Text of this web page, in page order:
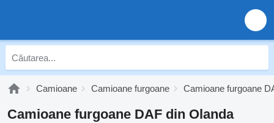
Camioane Camioane furgoane Camioane furgoane
Camioane furgoane DAF din Olanda